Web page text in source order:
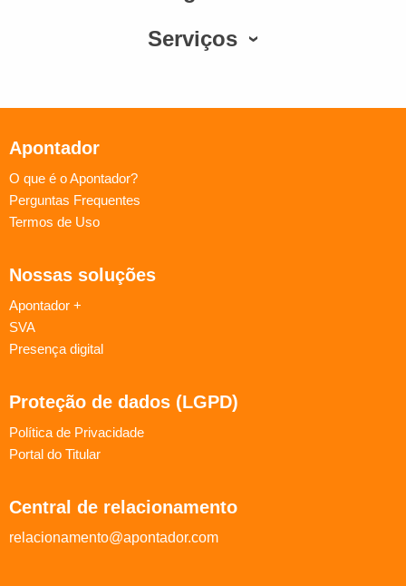
Serviços
Apontador
O que é o Apontador?
Perguntas Frequentes
Termos de Uso
Nossas soluções
Apontador +
SVA
Presença digital
Proteção de dados (LGPD)
Política de Privacidade
Portal do Titular
Central de relacionamento
relacionamento@apontador.com